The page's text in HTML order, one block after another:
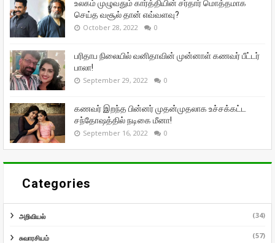
உலகம் முழுவதும் கார்த்தியின் சர்தார் மொத்தமாக
செய்த வசூல் தான் எவ்வளவு?
October 28, 2022 0
பரிதாப நிலையில் வனிதாவின் முன்னாள் கணவர் பீட்டர்
பாலா!
September 29, 2022 0
கணவர் இறந்த பின்னர் முதன்முதலாக உச்சக்கட்ட
சந்தோஷத்தில் நடிகை மீனா!
September 16, 2022 0
Categories
அறிவியல் (34)
சுவாரசியம் (57)